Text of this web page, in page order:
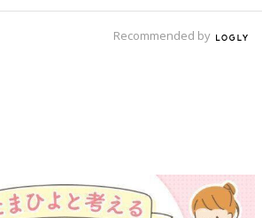
Recommended by
チン接種できるものも】妊婦の感染症対策、